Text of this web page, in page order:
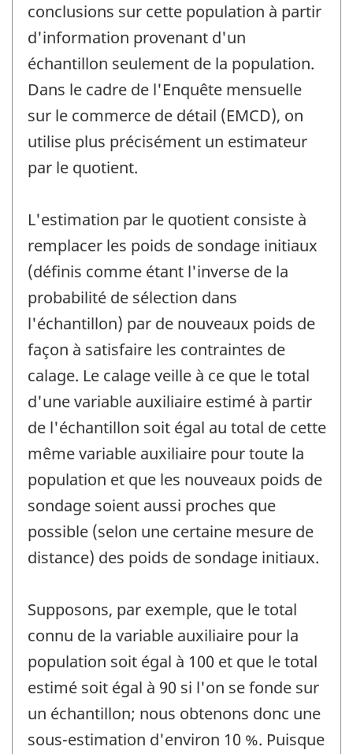
conclusions sur cette population à partir
d'information provenant d'un
échantillon seulement de la population.
Dans le cadre de l'Enquête mensuelle
sur le commerce de détail (EMCD), on
utilise plus précisément un estimateur
par le quotient.
L'estimation par le quotient consiste à
remplacer les poids de sondage initiaux
(définis comme étant l'inverse de la
probabilité de sélection dans
l'échantillon) par de nouveaux poids de
façon à satisfaire les contraintes de
calage. Le calage veille à ce que le total
d'une variable auxiliaire estimé à partir
de l'échantillon soit égal au total de cette
même variable auxiliaire pour toute la
population et que les nouveaux poids de
sondage soient aussi proches que
possible (selon une certaine mesure de
distance) des poids de sondage initiaux.
Supposons, par exemple, que le total
connu de la variable auxiliaire pour la
population soit égal à 100 et que le total
estimé soit égal à 90 si l'on se fonde sur
un échantillon; nous obtenons donc une
sous-estimation d'environ 10 %. Puisque